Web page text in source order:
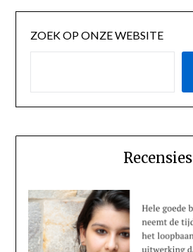
ZOEK OP ONZE WEBSITE
Recensies